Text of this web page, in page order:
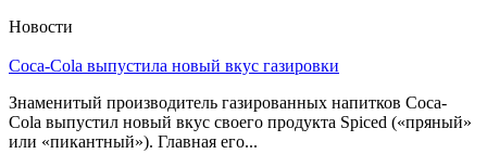
Новости
Coca-Cola выпустила новый вкус газировки
Знаменитый производитель газированных напитков Coca-
Cola выпустил новый вкус своего продукта Spiced («пряный»
или «пикантный»). Главная его...